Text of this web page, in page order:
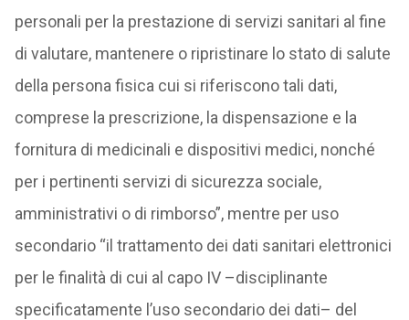
personali per la prestazione di servizi sanitari al fine
di valutare, mantenere o ripristinare lo stato di salute
della persona fisica cui si riferiscono tali dati,
comprese la prescrizione, la dispensazione e la
fornitura di medicinali e dispositivi medici, nonché
per i pertinenti servizi di sicurezza sociale,
amministrativi o di rimborso”, mentre per uso
secondario “il trattamento dei dati sanitari elettronici
per le finalità di cui al capo IV –disciplinante
specificatamente l’uso secondario dei dati– del